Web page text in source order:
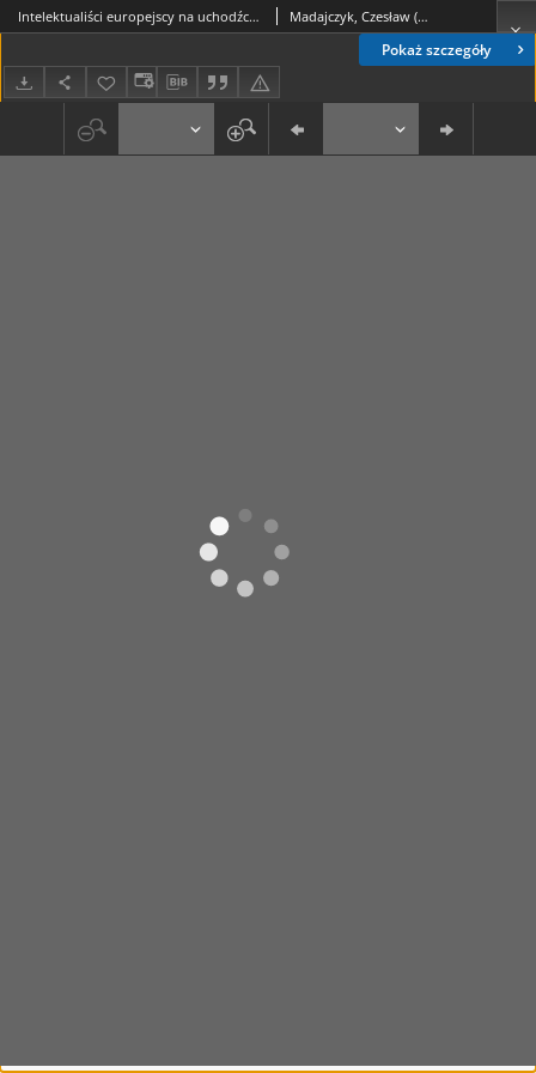
Pokaż szczegóły
Intelektualiści europejscy na uchodźctwie i politycznej emigracji w pierwszej połowie XX wieku Madajczyk, Czesław (1921-2008)